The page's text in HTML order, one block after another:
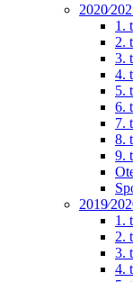
1.
2.
3.
4.
5.
6.
7.
8.
9.
1.
2.
3.
4.